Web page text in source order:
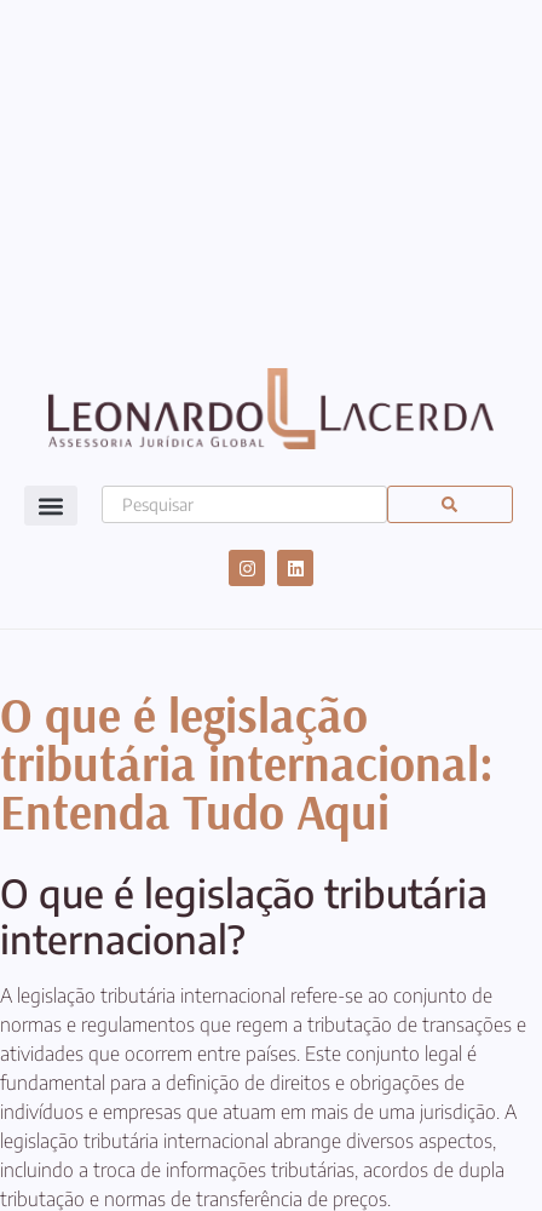
O que é legislação
tributária internacional:
Entenda Tudo Aqui
O que é legislação tributária
internacional?
A legislação tributária internacional refere-se ao conjunto de
normas e regulamentos que regem a tributação de transações e
atividades que ocorrem entre países. Este conjunto legal é
fundamental para a definição de direitos e obrigações de
indivíduos e empresas que atuam em mais de uma jurisdição. A
legislação tributária internacional abrange diversos aspectos,
incluindo a troca de informações tributárias, acordos de dupla
tributação e normas de transferência de preços.